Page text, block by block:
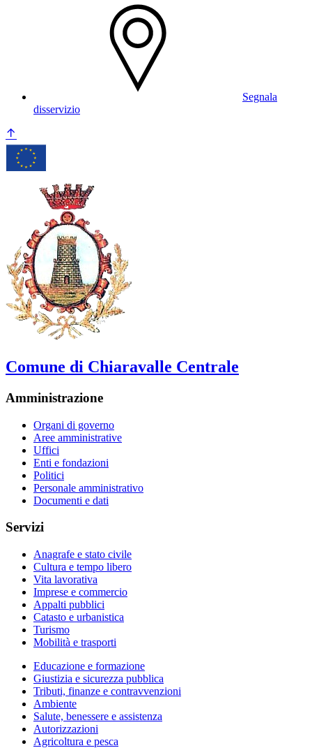
Segnala
disservizio
Comune di Chiaravalle Centrale
Amministrazione
Organi di governo
Aree amministrative
Uffici
Enti e fondazioni
Politici
Personale amministrativo
Documenti e dati
Servizi
Anagrafe e stato civile
Cultura e tempo libero
Vita lavorativa
Imprese e commercio
Appalti pubblici
Catasto e urbanistica
Turismo
Mobilità e trasporti
Educazione e formazione
Giustizia e sicurezza pubblica
Tributi, finanze e contravvenzioni
Ambiente
Salute, benessere e assistenza
Autorizzazioni
Agricoltura e pesca